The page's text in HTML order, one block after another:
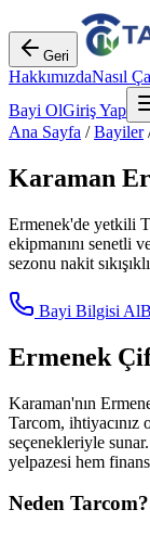
Geri
HakkımızdaNasıl
Bayi OlGiriş Yap
Ana Sayfa /Bayiler
Karaman
Ermenek'de yetkili
ekipmanını senetli
sezonu nakit
Bayi Bilgisi Al
Ermenek
Karaman'nın
Tarcom, ihtiyacınız
seçenekleriyle
yelpazesi hem
Neden Tarcom?